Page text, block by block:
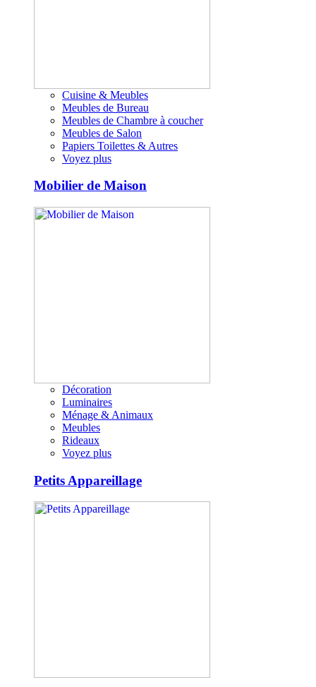
Cuisine & Meubles
Meubles de Bureau
Meubles de Chambre à coucher
Meubles de Salon
Papiers Toilettes & Autres
Voyez plus
Mobilier de Maison
Décoration
Luminaires
Ménage & Animaux
Meubles
Rideaux
Voyez plus
Petits Appareillage